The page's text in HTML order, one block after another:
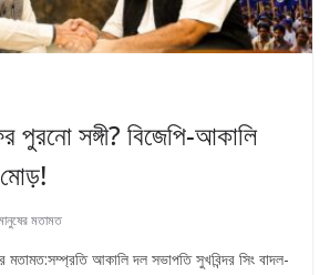
পুরনো সঙ্গী? বিজেপি-আকালি
মতামত
মতামত:সম্প্রতি আকালি দল সভাপতি সুখবিন্দর সিং বাদল-